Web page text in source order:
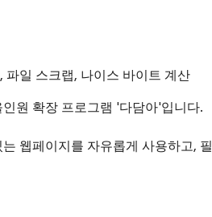
일 스크랩, 나이스 바이트 계산
원 확장 프로그램 '다담아'입니다.
웹페이지를 자유롭게 사용하고,